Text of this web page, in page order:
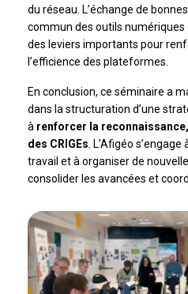
du réseau. L’échange de
commun des outils
des leviers importants pour
l’efficience des plateformes.
En conclusion, ce séminaire a
dans la structuration d’une
à renforcer la
des CRIGEs. L’Afigéo
travail et à organiser de
consolider les avancées et